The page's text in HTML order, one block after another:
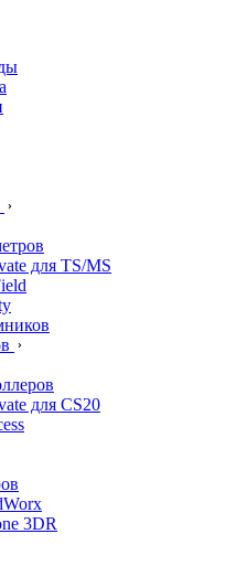
для TS/MS
для CS20
3DR